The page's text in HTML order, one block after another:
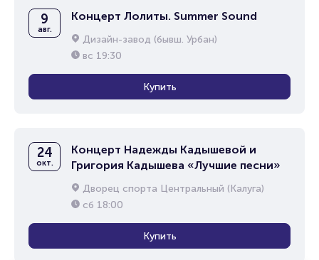
9
авг.
Концерт Лолиты. Summer Sound
Дизайн-завод (бывш. Урбан)
вс 19:30
Купить
24
окт.
Концерт Надежды Кадышевой и
Григория Кадышева «Лучшие песни»
Дворец спорта Центральный (Калуга)
сб 18:00
Купить